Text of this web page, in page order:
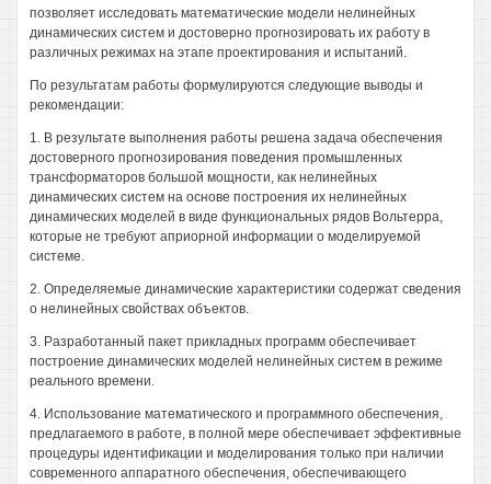
позволяет исследовать математические модели нелинейных
динамических систем и достоверно прогнозировать их работу в
различных режимах на этапе проектирования и испытаний.
По результатам работы формулируются следующие выводы и
рекомендации:
1. В результате выполнения работы решена задача обеспечения
достоверного прогнозирования поведения промышленных
трансформаторов большой мощности, как нелинейных
динамических систем на основе построения их нелинейных
динамических моделей в виде функциональных рядов Вольтерра,
которые не требуют априорной информации о моделируемой
системе.
2. Определяемые динамические характеристики содержат сведения
о нелинейных свойствах объектов.
3. Разработанный пакет прикладных программ обеспечивает
построение динамических моделей нелинейных систем в режиме
реального времени.
4. Использование математического и программного обеспечения,
предлагаемого в работе, в полной мере обеспечивает эффективные
процедуры идентификации и моделирования только при наличии
современного аппаратного обеспечения, обеспечивающего